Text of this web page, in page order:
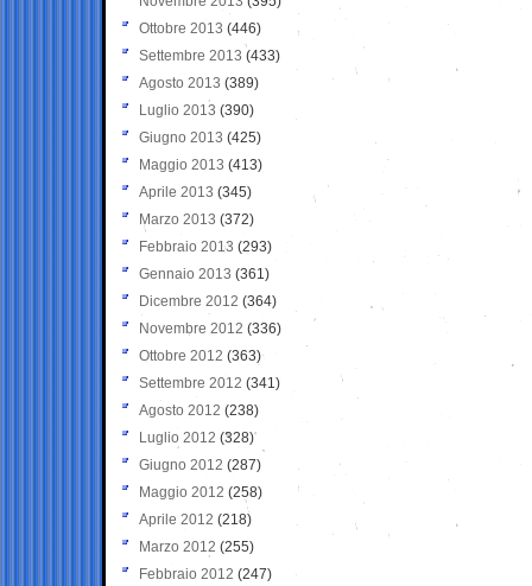
Ottobre 2013 (446)
Settembre 2013 (433)
Agosto 2013 (389)
Luglio 2013 (390)
Giugno 2013 (425)
Maggio 2013 (413)
Aprile 2013 (345)
Marzo 2013 (372)
Febbraio 2013 (293)
Gennaio 2013 (361)
Dicembre 2012 (364)
Novembre 2012 (336)
Ottobre 2012 (363)
Settembre 2012 (341)
Agosto 2012 (238)
Luglio 2012 (328)
Giugno 2012 (287)
Maggio 2012 (258)
Aprile 2012 (218)
Marzo 2012 (255)
Febbraio 2012 (247)